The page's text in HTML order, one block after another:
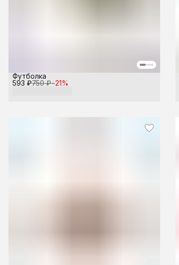
593 ₽750 ₽−21%
Футболка